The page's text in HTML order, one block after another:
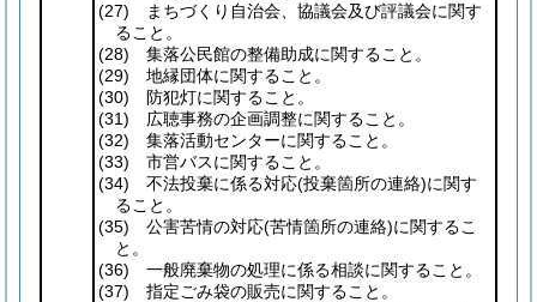
(27) まちづくり自治会、協議会及び評議会に関す
ること。
(28) 集落公民館の整備助成に関すること。
(29) 地縁団体に関すること。
(30) 防犯灯に関すること。
(31) 広聴事務の企画調整に関すること。
(32) 集落活動センターに関すること。
(33) 市営バスに関すること。
(34) 不法投棄に係る対応(投棄箇所の連絡)に関す
ること。
(35) 公害苦情の対応(苦情箇所の連絡)に関するこ
と。
(36) 一般廃棄物の処理に係る相談に関すること。
(37) 指定ごみ袋の販売に関すること。